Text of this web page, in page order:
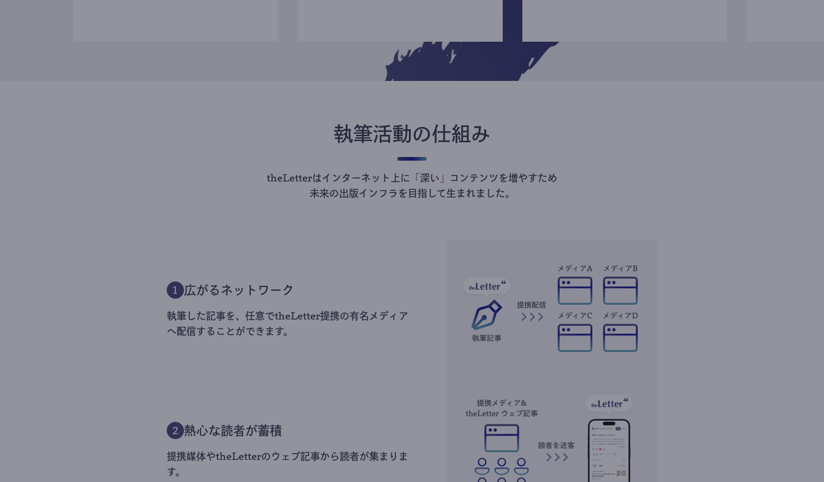
執筆活動の仕組み
theLetterはインターネット上に「深い」コンテンツを増やすため
未来の出版インフラを目指して生まれました。
1 広がるネットワーク
執筆した記事を、任意でtheLetter提携の有名メディア
へ配信することができます。
2 熱心な読者が蓄積
提携媒体やtheLetterのウェブ記事から読者が集まりま
す。